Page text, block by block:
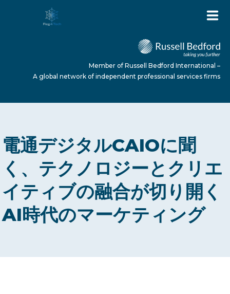
ABOUT US
SERVICES
NEWS
Member of Russell Bedford International –
A global network of independent professional services firms
電通デジタルCAIOに聞
く、テクノロジーとクリエ
イティブの融合が切り開く
AI時代のマーケティング